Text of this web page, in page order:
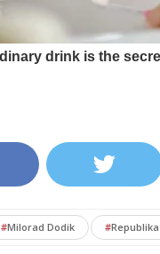
#Milorad Dodik #